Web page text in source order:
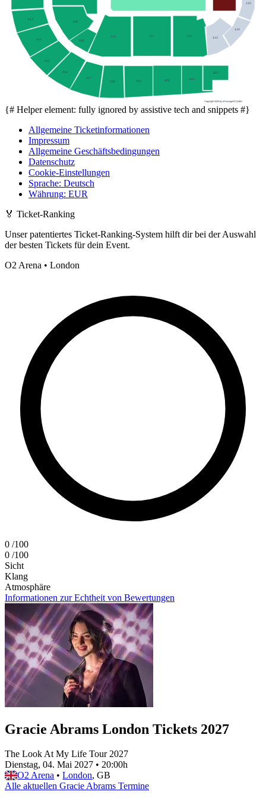
422
421
420
419
418
417
416
415
414
413
115
114
113
112
110
109
108
Copyright 2026 by ePassage24 GmbH
{# Helper element: fully ignored by assistive tech and snippets #}
Allgemeine Ticketinformationen
Impressum
Allgemeine Geschäftsbedingungen
Datenschutz
Cookie-Einstellungen
Sprache: Deutsch
Währung: EUR
🏅 Ticket-Ranking
Unser patentiertes Ticket-Ranking-System hilft dir bei der Auswahl
der besten Tickets für dein Event.
O2 Arena • London
0 /100
0 /100
Sicht
Klang
Atmosphäre
Informationen zur Echtheit von Bewertungen
Gracie Abrams London Tickets 2027
The Look At My Life Tour 2027
Dienstag, 04. Mai 2027 • 20:00h
O2 Arena • London, GB
Alle aktuellen Gracie Abrams Termine